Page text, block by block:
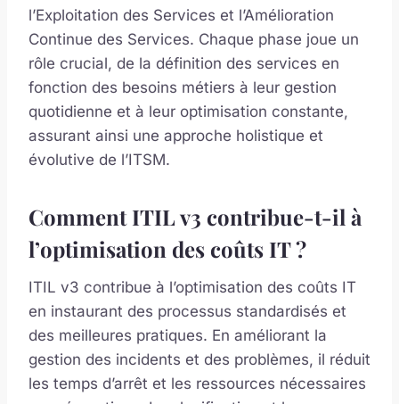
l’Exploitation des Services et l’Amélioration
Continue des Services. Chaque phase joue un
rôle crucial, de la définition des services en
fonction des besoins métiers à leur gestion
quotidienne et à leur optimisation constante,
assurant ainsi une approche holistique et
évolutive de l’ITSM.
Comment ITIL v3 contribue-t-il à
l’optimisation des coûts IT ?
ITIL v3 contribue à l’optimisation des coûts IT
en instaurant des processus standardisés et
des meilleures pratiques. En améliorant la
gestion des incidents et des problèmes, il réduit
les temps d’arrêt et les ressources nécessaires